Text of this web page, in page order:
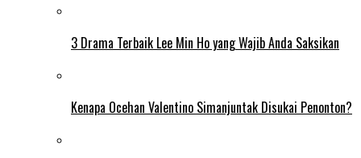
3 Drama Terbaik Lee Min Ho yang Wajib Anda Saksikan
Kenapa Ocehan Valentino Simanjuntak Disukai Penonton?